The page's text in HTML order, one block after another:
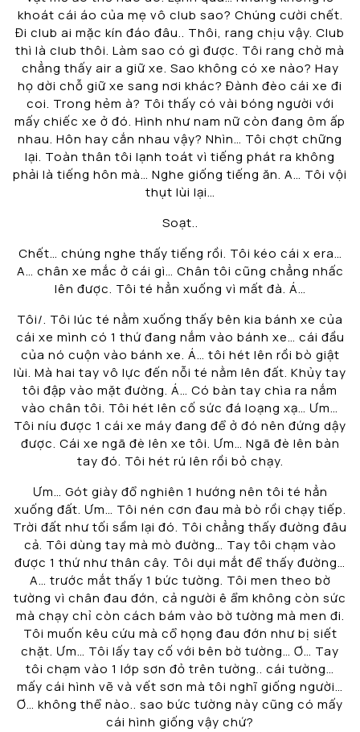
khoát cái áo của mẹ vô club sao? Chúng cười chết.
Đi club ai mặc kín đáo đâu.. Thôi, rang chịu vậy. Club
thì là club thôi. Làm sao có gì được. Tôi rang chờ mà
chẳng thấy air a giữ xe. Sao không có xe nào? Hay
họ dời chỗ giữ xe sang nơi khác? Đành đèo cái xe đi
coi. Trong hẻm à? Tôi thấy có vài bóng người với
mấy chiếc xe ở đó. Hình như nam nữ còn đang ôm ấp
nhau. Hôn hay cắn nhau vậy? Nhìn… Tôi chợt chững
lại. Toàn thân tôi lạnh toát vì tiếng phát ra không
phải là tiếng hôn mà… Nghe giống tiếng ăn. A… Tôi vội
thụt lùi lại…
Soạt..
Chết… chúng nghe thấy tiếng rồi. Tôi kéo cái x era…
A… chân xe mắc ở cái gì… Chân tôi cũng chẳng nhấc
lên được. Tôi té hẳn xuống vì mất đà. Á…
Tôi/. Tôi lúc té nằm xuống thấy bên kia bánh xe của
cái xe mình có 1 thứ đang nắm vào bánh xe… cái đầu
của nó cuộn vào bánh xe. Á… tôi hét lên rồi bò giật
lùi. Mà hai tay vô lực đến nỗi té nằm lên đất. Khủy tay
tôi đập vào mặt đường. Á… Có bàn tay chìa ra nắm
vào chân tôi. Tôi hét lên cố sức đá loạng xạ… Ưm…
Tôi níu được 1 cái xe máy đang để ở đó nên đứng dậy
được. Cái xe ngã đè lên xe tôi. Ưm… Ngã đè lên bàn
tay đó. Tôi hét rú lên rồi bỏ chạy.
Ưm… Gót giày đổ nghiên 1 hướng nên tôi té hẳn
xuống đất. Ưm… Tôi nén cơn đau mà bò rồi chạy tiếp.
Trời đất như tối sầm lại đó. Tôi chẳng thấy đường đâu
cả. Tôi dùng tay mà mò đường… Tay tôi chạm vào
được 1 thứ như thân cây. Tôi dụi mắt để thấy đường…
A… trước mắt thấy 1 bức tường. Tôi men theo bờ
tường vì chân đau đớn, cả người ê ẩm không còn sức
mà chạy chỉ còn cách bám vào bờ tường mà men đi.
Tôi muốn kêu cứu mà cổ họng đau đớn như bị siết
chặt. Ưm… Tôi lấy tay cố với bên bờ tường… Ơ… Tay
tôi chạm vào 1 lớp sơn đỏ trên tường.. cái tường…
mấy cái hình vẽ và vết sơn mà tôi nghĩ giống người…
Ơ… không thể nào.. sao bức tường này cũng có mấy
cái hình giống vậy chứ?